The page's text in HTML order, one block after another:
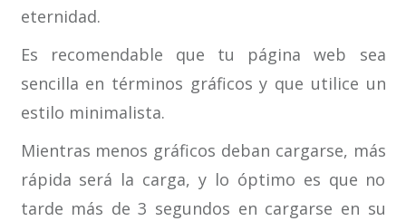
eternidad.
Es recomendable que tu página web sea
sencilla en términos gráficos y que utilice un
estilo minimalista.
Mientras menos gráficos deban cargarse, más
rápida será la carga, y lo óptimo es que no
tarde más de 3 segundos en cargarse en su